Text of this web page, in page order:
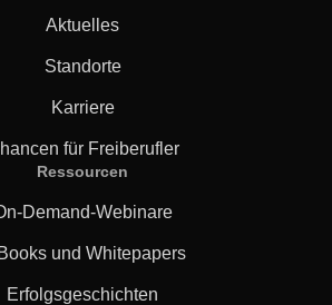
Aktuelles
Standorte
Karriere
für Freiberufler
Ressourcen
Demand-Webinare
und Whitepapers
Erfolgsgeschichten